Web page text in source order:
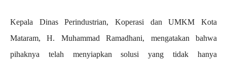
Kepala Dinas Perindustrian, Koperasi dan UMKM Kota
Mataram, H. Muhammad Ramadhani, mengatakan bahwa
pihaknya telah menyiapkan solusi yang tidak hanya